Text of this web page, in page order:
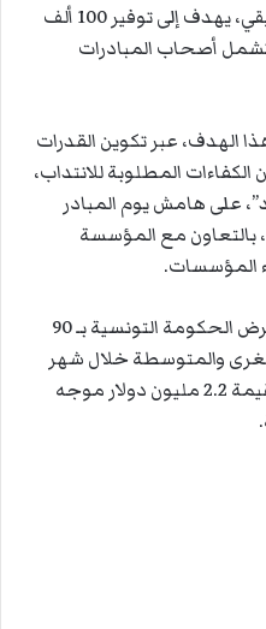
وأوضحت بلومبرغ، أنّ البنك الإفريقي، يهدف إلى توفير 100 ألف
شغل بحلول سنة 2028، تشمل أصحاب المبادرات
الهدف، عبر تكوين القدرات
المطلوبة للانتداب،
على هامش يوم المبادر
بالتعاون مع المؤسسة
المؤسسات.
يذكر أنّ البنك الإفريقي للتنمية، أقرض الحكومة التونسية بـ 90
والمتوسطة خلال شهر
فيفري الماضي، إضافة إلى دعم بقيمة 2.2 مليون دولار موجه